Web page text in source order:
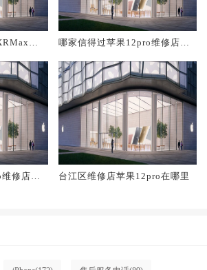
台
哪家信得过苹果12pro维修店台
修店台
台江区维修店苹果12pro在哪里